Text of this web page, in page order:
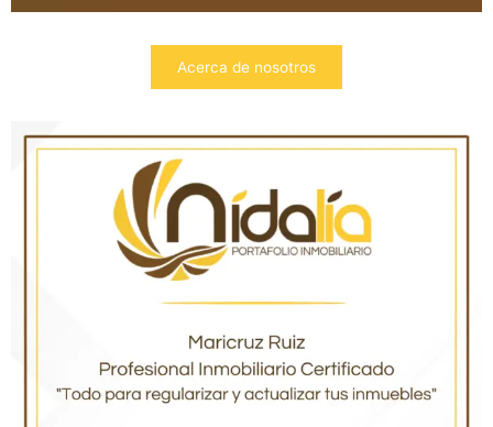
Acerca de nosotros